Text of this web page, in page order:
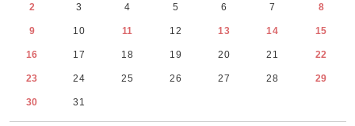
2 3 4 5 6 7 8
9 10 11 12 13 14 15
16 17 18 19 20 21 22
23 24 25 26 27 28 29
30 31